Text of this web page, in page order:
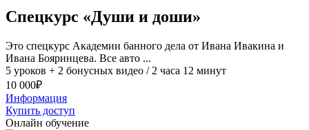
Спецкурс «Души и доши»
Это спецкурс Академии банного дела от Ивана Ивакина и
Ивана Бояринцева. Все авто ...
5 уроков + 2 бонусных видео / 2 часа 12 минут
10 000₽
Информация
Купить доступ
Онлайн обучение